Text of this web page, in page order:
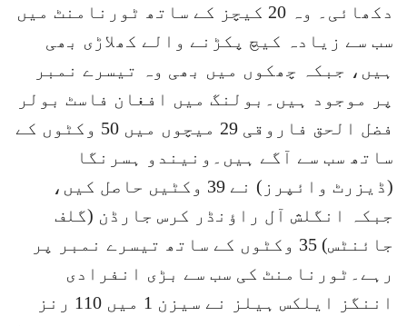
دکھائی۔ وہ 20 کیچز کے ساتھ ٹورنامنٹ میں
سب سے زیادہ کیچ پکڑنے والے کھلاڑی بھی
ہیں، جبکہ چھکوں میں بھی وہ تیسرے نمبر
پر موجود ہیں۔بولنگ میں افغان فاسٹ بولر
فضل الحق فاروقی 29 میچوں میں 50 وکٹوں کے
ساتھ سب سے آگے ہیں۔ونیندو ہسرنگا
(ڈیزرٹ وائپرز) نے 39 وکٹیں حاصل کیں،
جبکہ انگلش آل راؤنڈر کرس جارڈن (گلف
جائنٹس) 35 وکٹوں کے ساتھ تیسرے نمبر پر
رہے۔ٹورنامنٹ کی سب سے بڑی انفرادی
اننگز ایلکس ہیلز نے سیزن 1 میں 110 رنز